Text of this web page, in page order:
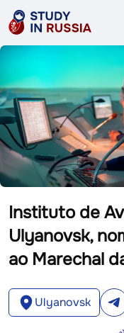
Instituto de
Ulyanovsk,
ao Marechal
Ulyanovsk